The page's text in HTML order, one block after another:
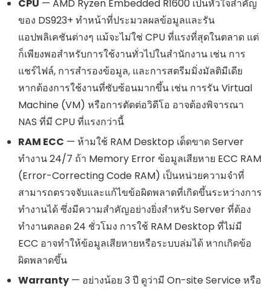
CPU — AMD Ryzen Embedded R1600 เป็นหัวใจสำคัญ
ของ DS923+ ทำหน้าที่ประมวลผลข้อมูลและรัน
แอปพลิเคชันต่างๆ แม้จะไม่ใช่ CPU ที่แรงที่สุดในตลาด แต่
ก็เพียงพอสำหรับการใช้งานทั่วไปในสำนักงาน เช่น การ
แชร์ไฟล์, การสำรองข้อมูล, และการสตรีมมิ่งมัลติมีเดีย
หากต้องการใช้งานที่ซับซ้อนมากขึ้น เช่น การรัน Virtual
Machine (VM) หรือการตัดต่อวิดีโอ อาจต้องพิจารณา
NAS ที่มี CPU ที่แรงกว่านี้
RAM ECC — ห้ามใช้ RAM Desktop เด็ดขาด Server
ทำงาน 24/7 ถ้า Memory Error ข้อมูลเสียหาย ECC RAM
(Error-Correcting Code RAM) เป็นหน่วยความจำที่
สามารถตรวจจับและแก้ไขข้อผิดพลาดที่เกิดขึ้นระหว่างการ
ทำงานได้ ซึ่งมีความสำคัญอย่างยิ่งสำหรับ Server ที่ต้อง
ทำงานตลอด 24 ชั่วโมง การใช้ RAM Desktop ที่ไม่มี
ECC อาจทำให้ข้อมูลเสียหายหรือระบบล่มได้ หากเกิดข้อ
ผิดพลาดขึ้น
Warranty — อย่างน้อย 3 ปี ดูว่ามี On-site Service หรือ